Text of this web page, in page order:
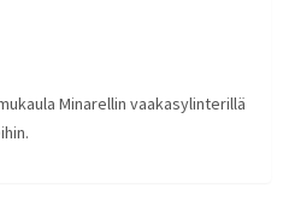
Minarellin vaakasylinterillä